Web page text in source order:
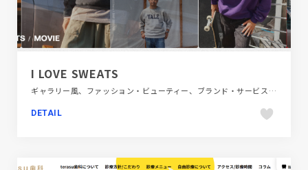
I LOVE SWEATS
ギャラリー風、ファッション・ビューティー、ブランド・サービスサイト、ホワイト系、ポップ、大きめ写真
DETAIL